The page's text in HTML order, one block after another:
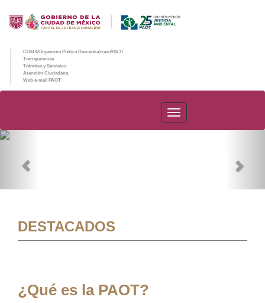
CDMX/Organismo Público Descentralizado/PAOT
Transparencia
Trámites y Servicios
Atención Ciudadana
Web e-mail PAOT
PAOT
DESTACADOS
¿Qué es la PAOT?